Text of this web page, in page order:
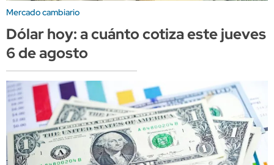
Mercado cambiario
Dólar hoy: a cuánto cotiza este jueves
6 de agosto